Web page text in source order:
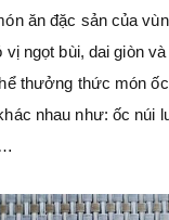
ăn đặc sản của
vị ngọt bùi, dai giòn
thưởng thức món
nhau như: ốc núi